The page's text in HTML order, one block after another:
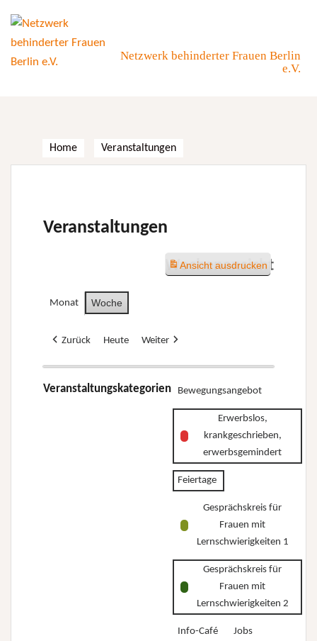
content
Netzwerk behinderter Frauen Berlin
e.V.
Home Veranstaltungen
Veranstaltungen
Wochenansicht
Monat Woche
Zurück Heute Weiter
Veranstaltungskategorien Bewegungsangebot
Erwerbslos,
krankgeschrieben,
erwerbsgemindert
Feiertage
Gesprächskreis für
Frauen mit
Lernschwierigkeiten 1
Gesprächskreis für
Frauen mit
Lernschwierigkeiten 2
Info-Café Jobs
Ansichtausdrucken